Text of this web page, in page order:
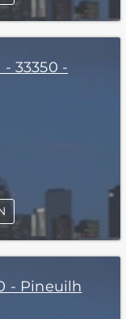
33350 -
- Pineuilh